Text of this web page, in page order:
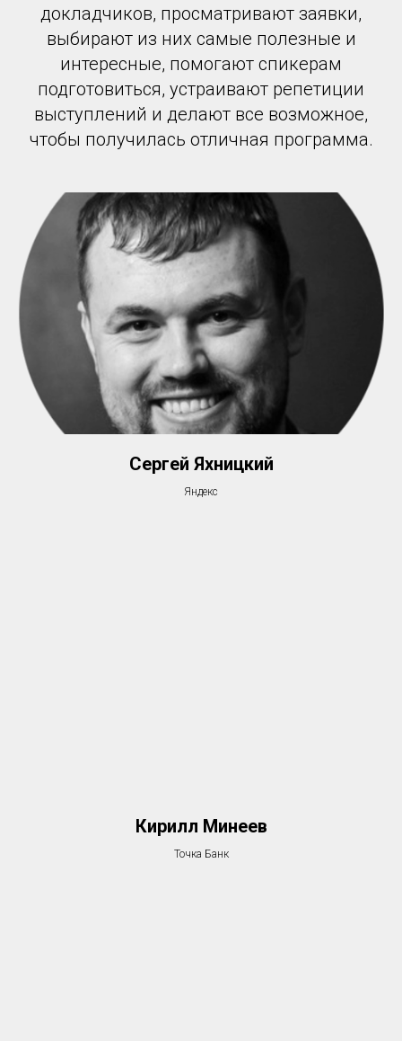
докладчиков, просматривают заявки,
выбирают из них самые полезные и
интересные, помогают спикерам
подготовиться, устраивают репетиции
выступлений и делают все возможное,
чтобы получилась отличная программа.
Сергей Яхницкий
Яндекс
Кирилл Минеев
Точка Банк